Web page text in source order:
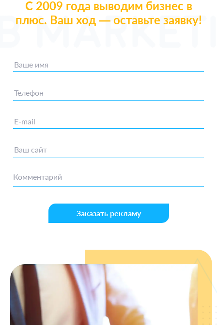
С 2009 года выводим бизнес в
плюс. Ваш ход — оставьте заявку!
Заказать рекламу